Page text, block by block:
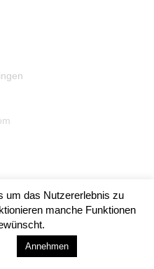
By SKT Themes
um das Nutzererlebnis zu
manche Funktionen
Annehmen